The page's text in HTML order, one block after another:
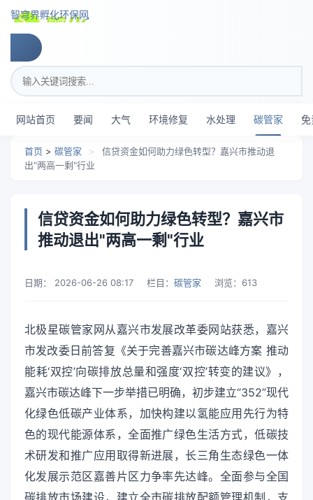
智穹界孵化环保网
搜索关键词
网站首页 要闻 大气 环境修复 水处理 碳管家 免
首页 > 碳管家 >
信贷资金如何助力绿色转型？嘉兴市推动退
出"两高一剩"行业
信贷资金如何助力绿色转型？嘉兴市
推动退出"两高一剩"行业
日期： 2026-06-26 08:17 栏目： 碳管家 浏览： 613
北极星碳管家网从嘉兴市发展改革委网站获悉，嘉兴
市发改委日前答复《关于完善嘉兴市碳达峰方案 推动
能耗‘双控’向碳排放总量和强度‘双控’转变的建议》，
嘉兴市碳达峰下一步举措已明确，初步建立“352”现代
化绿色低碳产业体系，加快构建以氢能应用先行为特
色的现代能源体系，全面推广绿色生活方式，低碳技
术研发和推广应用取得新进展，长三角生态绿色一体
化发展示范区嘉善片区力争率先达峰。全面参与全国
碳排放市场建设，建立全市碳排放配额管理机制，支